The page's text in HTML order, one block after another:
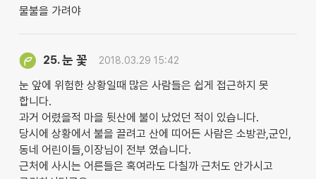
물불을 가려야
25.눈 꽃 2018.03.29 15:42
눈 앞에 위험한 상황일때 많은 사람들은 쉽게 접근하지 못
합니다.
과거 어렸을적 마을 뒷산에 불이 났었던 적이 있습니다.
당시에 상황에서 불을 끌려고 산에 띠어든 사람은 소방관,군인,
동네 어린이들,이장님이 전부 였습니다.
근처에 사시는 어른들은 혹여라도 다칠까 근처도 안가시고